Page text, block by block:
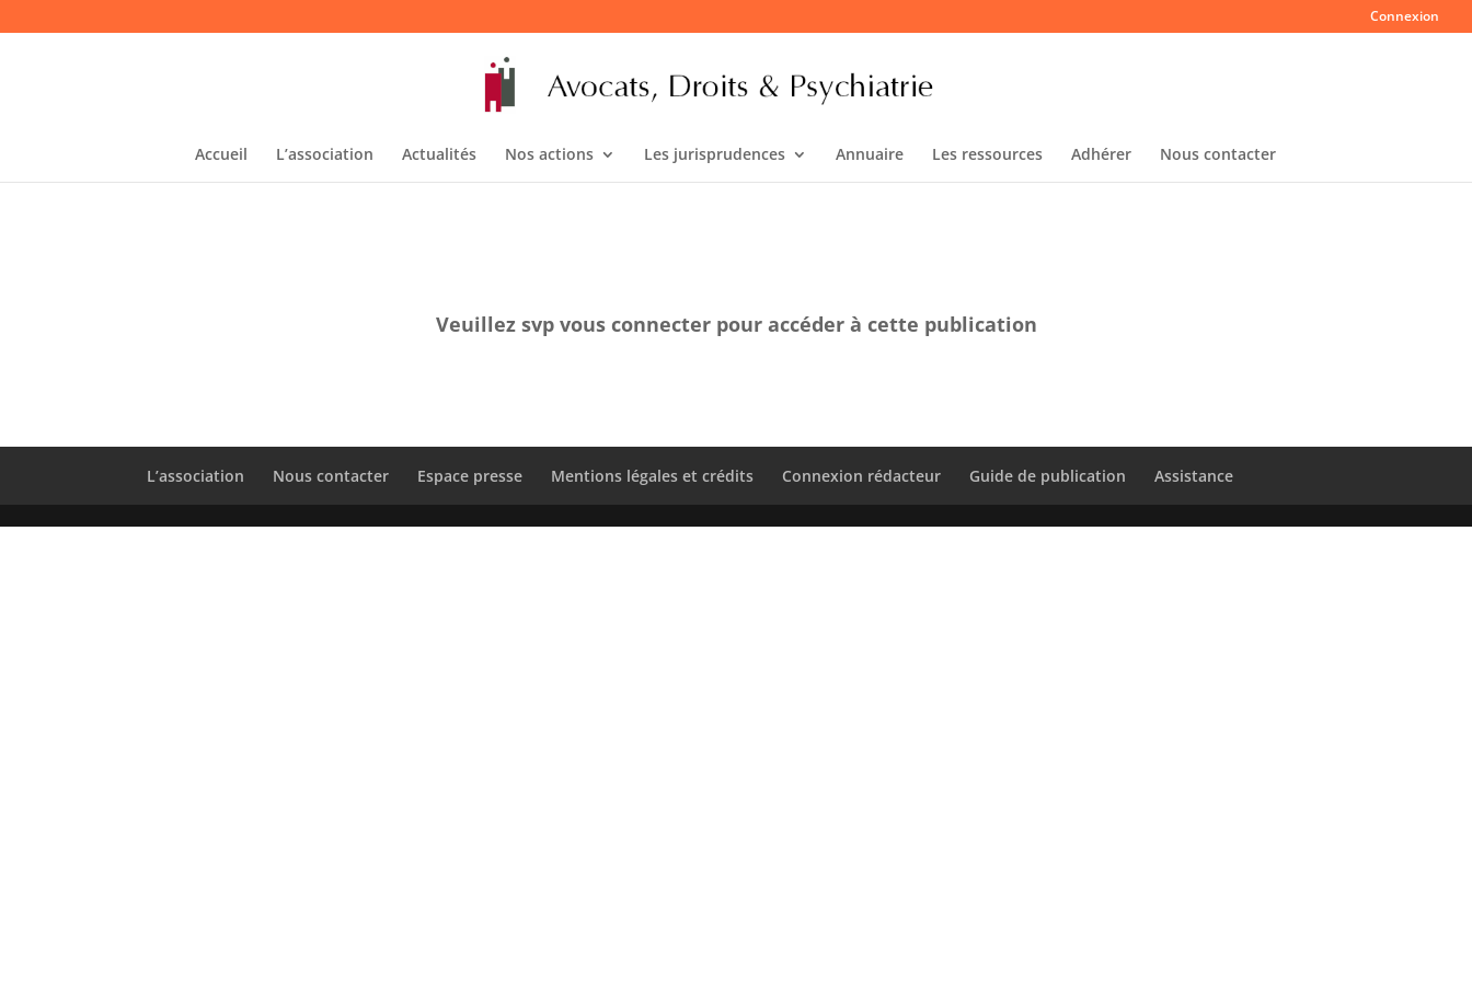
Connexion
Accueil L’association Actualités Nos actions Les jurisprudences Annuaire Les ressources Adhérer Nous contacter
Veuillez svp vous connecter pour accéder à cette publication
L’association Nous contacter Espace presse Mentions légales et crédits Connexion rédacteur Guide de publication Assistance